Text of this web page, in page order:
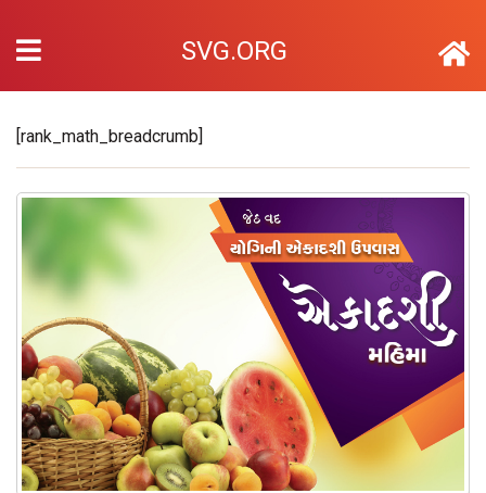
SVG.ORG
[rank_math_breadcrumb]